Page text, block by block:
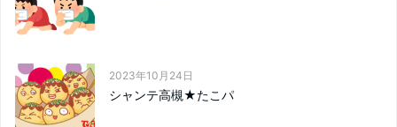
2023年10月24日
シャンテ高槻★たこパ